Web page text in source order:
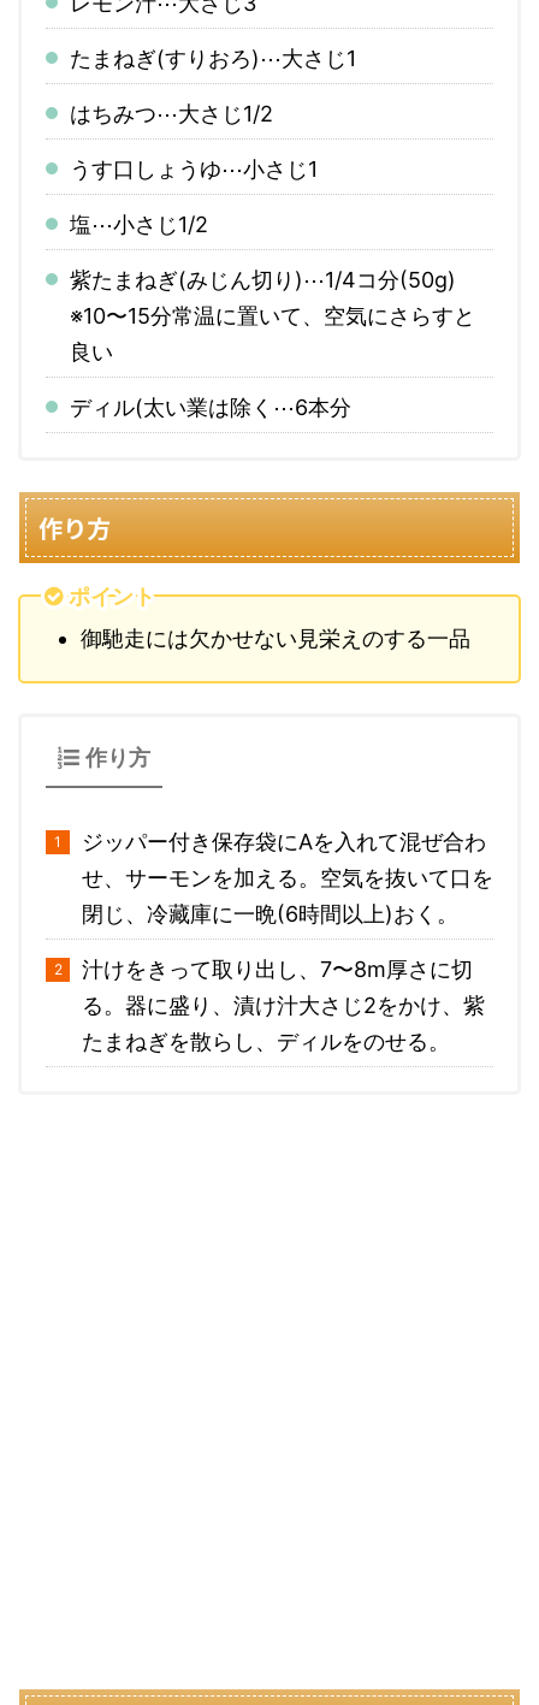
たまねぎ(すりおろ)⋯大さじ1
はちみつ⋯大さじ1/2
うす口しょうゆ⋯小さじ1
塩⋯小さじ1/2
紫たまねぎ(みじん切り)⋯1/4コ分(50g)
※10〜15分常温に置いて、空気にさらすと
良い
ディル(太い業は除く⋯6本分
作り方
ポイント
御馳走には欠かせない見栄えのする一品
作り方
ジッパー付き保存袋にAを入れて混ぜ合わ
せ、サーモンを加える。空気を抜いて口を
閉じ、冷藏庫に一晩(6時間以上)おく。
汁けをきって取り出し、7〜8m厚さに切
る。器に盛り、漬け汁大さじ2をかけ、紫
たまねぎを散らし、ディルをのせる。